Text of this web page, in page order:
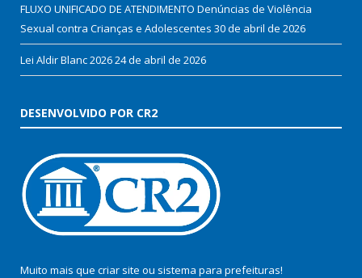
FLUXO UNIFICADO DE ATENDIMENTO Denúncias de Violência
Sexual contra Crianças e Adolescentes 30 de abril de 2026
Lei Aldir Blanc 202624 de abril de 2026
DESENVOLVIDO POR CR2
Muito mais que criar site ou sistema para prefeituras!